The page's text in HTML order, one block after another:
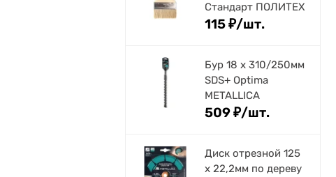
Стандарт ПОЛИТЕХ
115₽/шт.
Бур 18 х 310/250мм
SDS+ Optima
METALLICA
509₽/шт.
Диск отрезной 125
x 22,2мм по дереву